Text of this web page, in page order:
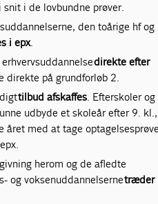
i de lovbundne prøver.
den toårige hf og
i epx.
direkte efter
direkte på grundforløb 2.
tilbud afskaffes. Efterskoler og
udbyde et skoleår efter 9. kl.,
året med at tage
herom og de afledte
og voksenuddannelsernetræder